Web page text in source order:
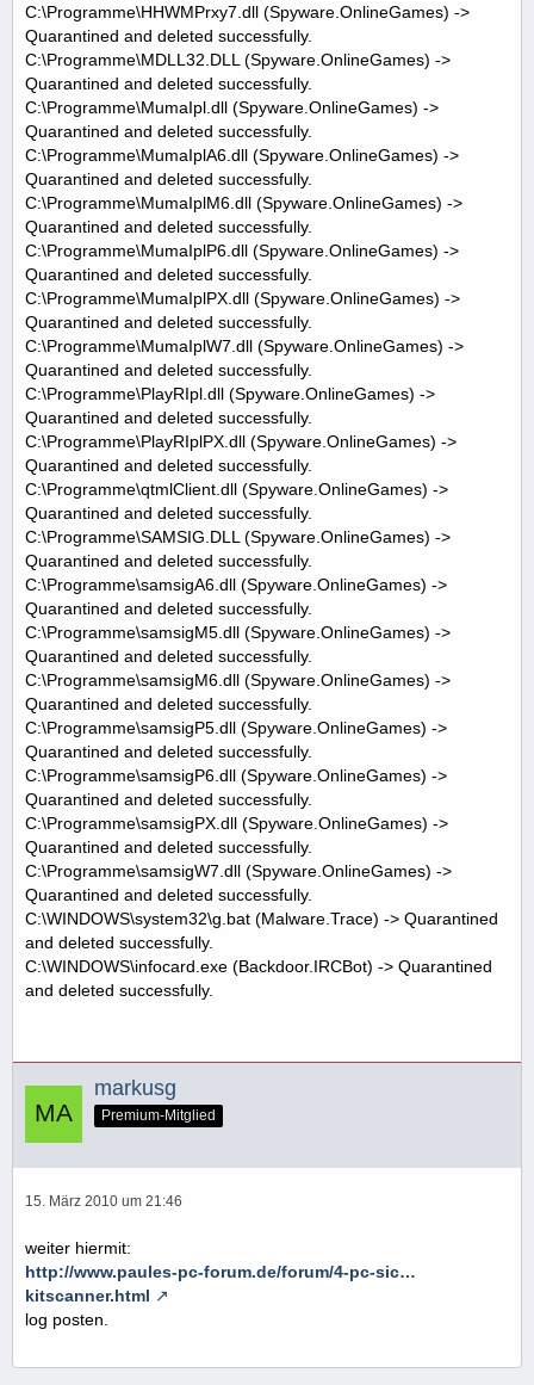
C:\Programme\HHWMPrxy7.dll (Spyware.OnlineGames) ->
Quarantined and deleted successfully.
C:\Programme\MDLL32.DLL (Spyware.OnlineGames) ->
Quarantined and deleted successfully.
C:\Programme\MumaIpl.dll (Spyware.OnlineGames) ->
Quarantined and deleted successfully.
C:\Programme\MumaIplA6.dll (Spyware.OnlineGames) ->
Quarantined and deleted successfully.
C:\Programme\MumaIplM6.dll (Spyware.OnlineGames) ->
Quarantined and deleted successfully.
C:\Programme\MumaIplP6.dll (Spyware.OnlineGames) ->
Quarantined and deleted successfully.
C:\Programme\MumaIplPX.dll (Spyware.OnlineGames) ->
Quarantined and deleted successfully.
C:\Programme\MumaIplW7.dll (Spyware.OnlineGames) ->
Quarantined and deleted successfully.
C:\Programme\PlayRIpl.dll (Spyware.OnlineGames) ->
Quarantined and deleted successfully.
C:\Programme\PlayRIplPX.dll (Spyware.OnlineGames) ->
Quarantined and deleted successfully.
C:\Programme\qtmlClient.dll (Spyware.OnlineGames) ->
Quarantined and deleted successfully.
C:\Programme\SAMSIG.DLL (Spyware.OnlineGames) ->
Quarantined and deleted successfully.
C:\Programme\samsigA6.dll (Spyware.OnlineGames) ->
Quarantined and deleted successfully.
C:\Programme\samsigM5.dll (Spyware.OnlineGames) ->
Quarantined and deleted successfully.
C:\Programme\samsigM6.dll (Spyware.OnlineGames) ->
Quarantined and deleted successfully.
C:\Programme\samsigP5.dll (Spyware.OnlineGames) ->
Quarantined and deleted successfully.
C:\Programme\samsigP6.dll (Spyware.OnlineGames) ->
Quarantined and deleted successfully.
C:\Programme\samsigPX.dll (Spyware.OnlineGames) ->
Quarantined and deleted successfully.
C:\Programme\samsigW7.dll (Spyware.OnlineGames) ->
Quarantined and deleted successfully.
C:\WINDOWS\system32\g.bat (Malware.Trace) -> Quarantined
and deleted successfully.
C:\WINDOWS\infocard.exe (Backdoor.IRCBot) -> Quarantined
and deleted successfully.
markusg
Premium-Mitglied
15. März 2010 um 21:46
weiter hiermit:
http://www.paules-pc-forum.de/forum/4-pc-sic…
kitscanner.html
log posten.